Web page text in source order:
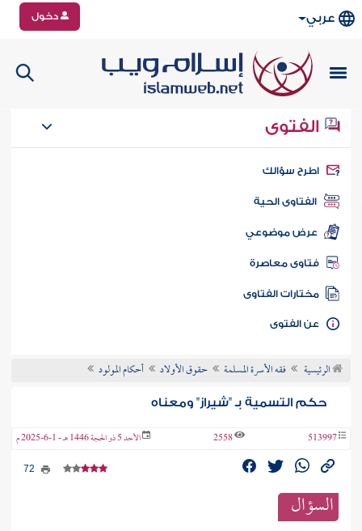
عربي دخول
الفتوى
سؤالك
الفتاوى الحية
عرض موضوعي
فتاوى معاصرة
مختارات الفتاوى
الفتوى
الرئيسية فقه الأسرة المسلمة حقوق الأولاد أحكام المولود
حكم التسمية بـ "شيراز" ومعناه
513997
2558 الأحد 5 ذو الحجة 1446 هـ - 1-6-2025 م
السؤال